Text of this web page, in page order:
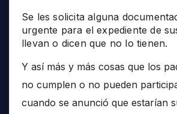
Se les solicita alguna
urgente para el expediente de
llevan o dicen que no lo tienen.
Y así más y más cosas que los
no cumplen o no pueden
cuando se anunció que estarían